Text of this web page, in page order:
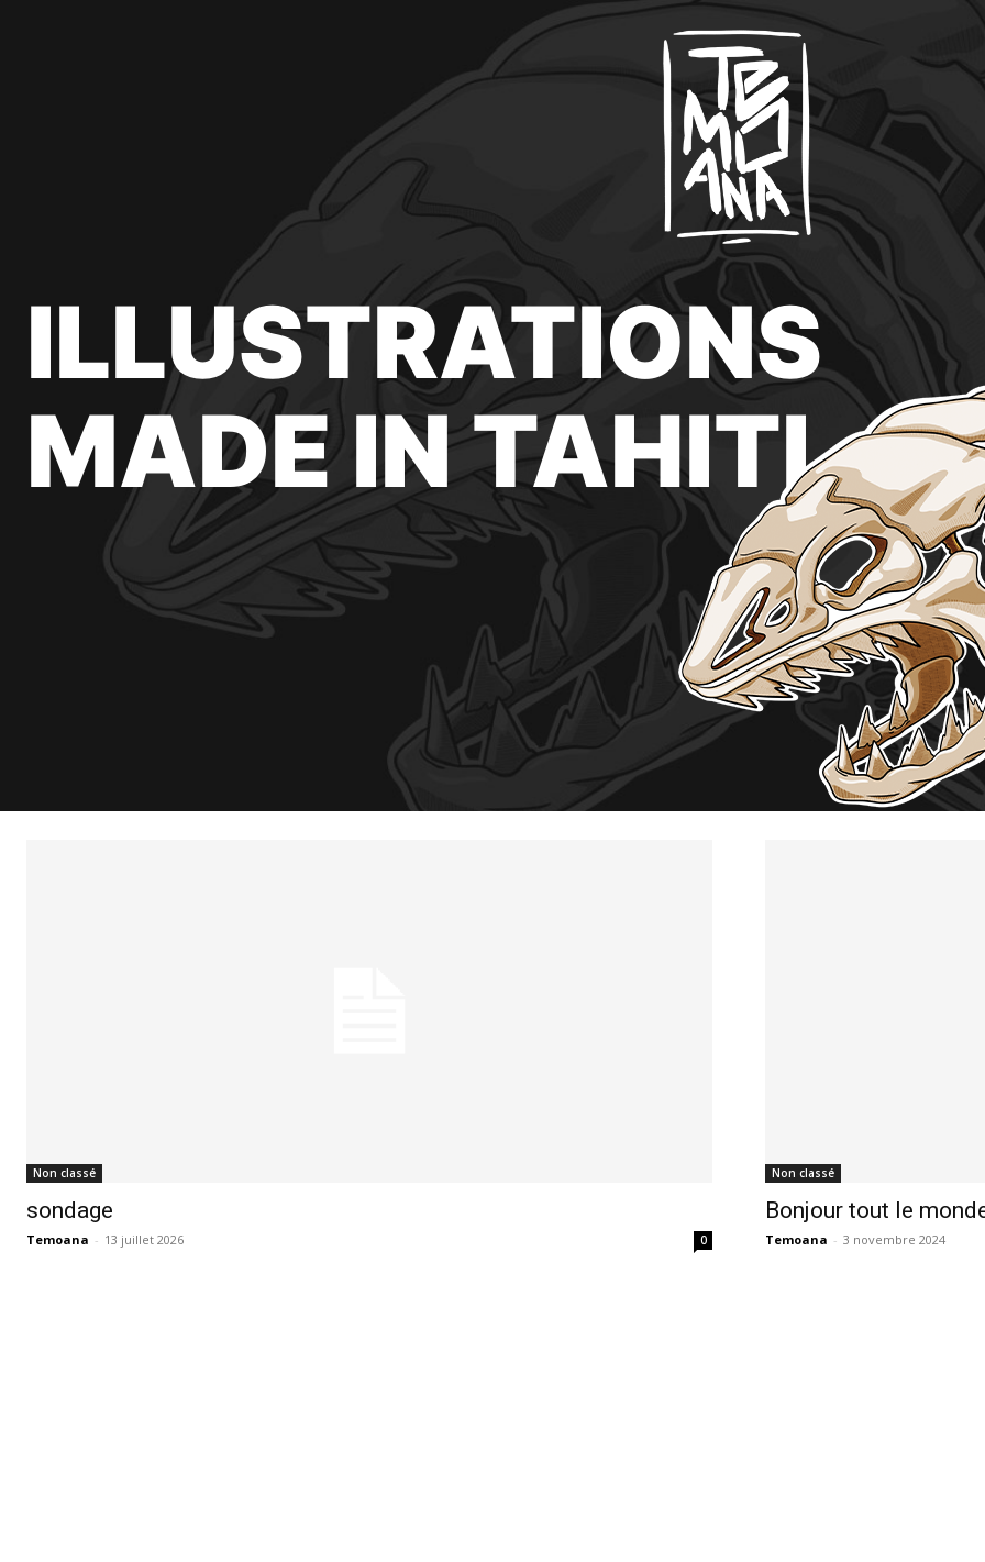
ILLUSTRATIONS
MADE IN TAHITI
Non classé
sondage
Temoana - 13 juillet 2026 0
Non classé
Bonjour tout le
Temoana - 3 novembre 2024